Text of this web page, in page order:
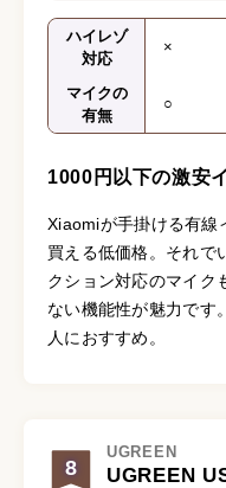
ハイレゾ
対応
×
マイクの
有無
○
1000円以下の激安
Xiaomiが手掛ける有線
買える低価格。それで
クション対応のマイク
ない機能性が魅力です
人におすすめ。
8
UGREEN
UGREEN